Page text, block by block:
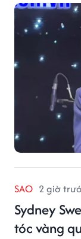
SAO 2 giờ
Sydney
tóc vàng